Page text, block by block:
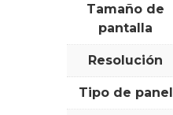
Tamaño de
pantalla
Resolución
Tipo de panel